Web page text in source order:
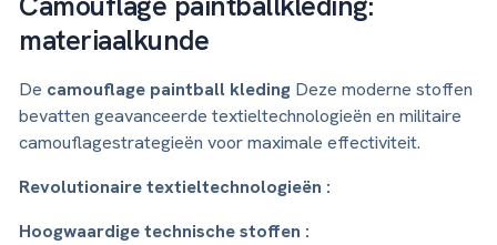
materiaalkunde
De camouflage paintball kleding Deze moderne stoffen
bevatten geavanceerde textieltechnologieën en militaire
camouflagestrategieën voor maximale effectiviteit.
Revolutionaire textieltechnologieën :
Hoogwaardige technische stoffen :